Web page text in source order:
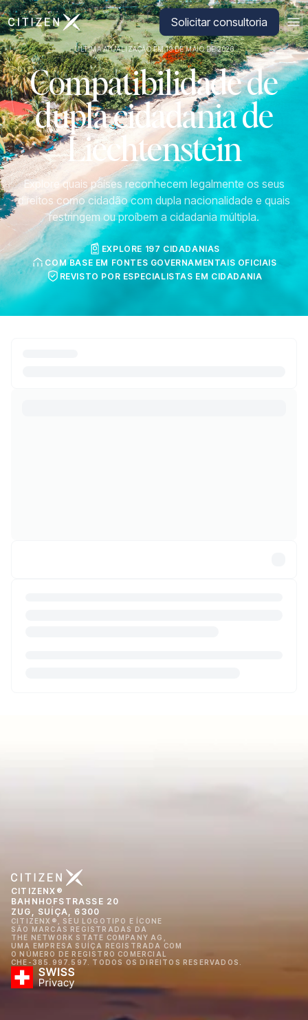
Ir para a página inicial da CitizenX Solicitar consultoria
ÚLTIMA ATUALIZAÇÃO EM 19 DE MAIO DE 2026
Compatibilidade de
dupla cidadania de
Liechtenstein
Explore quais países reconhecem legalmente os seus
direitos como cidadão com dupla nacionalidade e quais
restringem ou proíbem a cidadania múltipla.
EXPLORE 197 CIDADANIAS
COM BASE EM FONTES GOVERNAMENTAIS OFICIAIS
REVISTO POR ESPECIALISTAS EM CIDADANIA
CITIZENX®
BAHNHOFSTRASSE 20
ZUG, SUÍÇA, 6300
CITIZENX®, SEU LOGOTIPO E ÍCONE
SÃO MARCAS REGISTRADAS DA
THE NETWORK STATE COMPANY AG,
UMA EMPRESA SUÍÇA REGISTRADA COM
O NÚMERO DE REGISTRO COMERCIAL
CHE-385.997.597. TODOS OS DIREITOS RESERVADOS.